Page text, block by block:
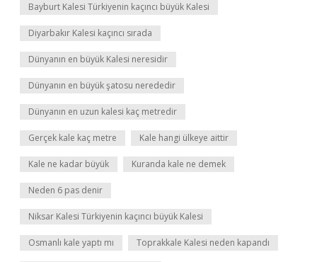
Bayburt Kalesi Türkiyenin kaçıncı büyük Kalesi
Diyarbakır Kalesi kaçıncı sırada
Dünyanın en büyük Kalesi neresidir
Dünyanın en büyük şatosu nerededir
Dünyanın en uzun kalesi kaç metredir
Gerçek kale kaç metre Kale hangi ülkeye aittir
Kale ne kadar büyük Kuranda kale ne demek
Neden 6 pas denir
Niksar Kalesi Türkiyenin kaçıncı büyük Kalesi
Osmanlı kale yaptı mı Toprakkale Kalesi neden kapandı